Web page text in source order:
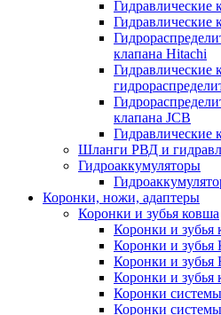
Гидравлические
Гидравлические
клапана Hitachi
Гидравлические
клапана JCB
Гидравлические
Шланги РВД и
Гидроаккумуляторы
Коронки, ножи, адаптеры
Коронки и зубья ковша
Коронки и зубья
Коронки и зубья
Коронки и зубья
Коронки и зубья
Коронки
Коронки